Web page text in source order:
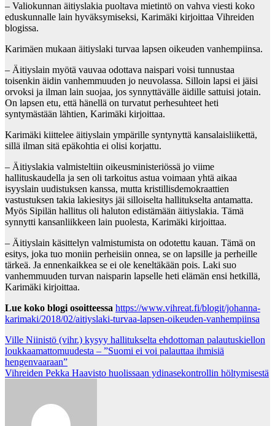
– Valiokunnan äitiyslakia puoltava mietintö on vahva viesti koko
eduskunnalle lain hyväksymiseksi, Karimäki kirjoittaa Vihreiden
blogissa.
Karimäen mukaan äitiyslaki turvaa lapsen oikeuden vanhempiinsa.
– Äitiyslain myötä vauvaa odottava naispari voisi tunnustaa
toisenkin äidin vanhemmuuden jo neuvolassa. Silloin lapsi ei jäisi
orvoksi ja ilman lain suojaa, jos synnyttävälle äidille sattuisi jotain.
On lapsen etu, että hänellä on turvatut perhesuhteet heti
syntymästään lähtien, Karimäki kirjoittaa.
Karimäki kiittelee äitiyslain ympärille syntynyttä kansalaisliikettä,
sillä ilman sitä epäkohtia ei olisi korjattu.
– Äitiyslakia valmisteltiin oikeusministeriössä jo viime
hallituskaudella ja sen oli tarkoitus astua voimaan yhtä aikaa
isyyslain uudistuksen kanssa, mutta kristillisdemokraattien
vastustuksen takia lakiesitys jäi silloiselta hallitukselta antamatta.
Myös Sipilän hallitus oli haluton edistämään äitiyslakia. Tämä
synnytti kansanliikkeen lain puolesta, Karimäki kirjoittaa.
– Äitiyslain käsittelyn valmistumista on odotettu kauan. Tämä on
esitys, joka tuo moniin perheisiin onnea, se on lapsille ja perheille
tärkeä. Ja ennenkaikkea se ei ole keneltäkään pois. Laki suo
vanhemmuuden turvan naisparin lapselle heti elämän ensi hetkillä,
Karimäki kirjoittaa.
Lue koko blogi osoitteessa https://www.vihreat.fi/blogit/johanna-
karimaki/2018/02/aitiyslaki-turvaa-lapsen-oikeuden-vanhempiinsa
Post
navigation
Ville Niinistö (vihr.) kysyy hallitukselta ehdottoman palautuskiellon
loukkaamattomuudesta – ”Suomi ei voi palauttaa ihmisiä
hengenvaaraan”
Vihreiden Pekka Haavisto huolissaan ydinasekontrollin höltymisestä